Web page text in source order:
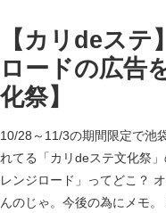
【カリdeス
ロードの広告
化祭】
10/28～11/3の期間限定で池
れてる「カリdeステ文化祭
レンジロード」ってどこ？
んのじゃ。今後の為にメモ。